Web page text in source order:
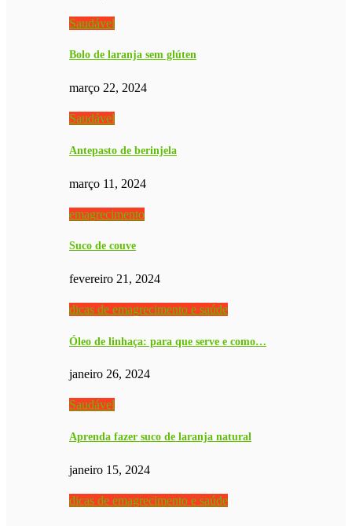
Saudável
Bolo de laranja sem glúten
março 22, 2024
Saudável
Antepasto de berinjela
março 11, 2024
emagrecimento
Suco de couve
fevereiro 21, 2024
dicas de emagrecimento e saúde
Óleo de linhaça: para que serve e como…
janeiro 26, 2024
Saudável
Aprenda fazer suco de laranja natural
janeiro 15, 2024
dicas de emagrecimento e saúde